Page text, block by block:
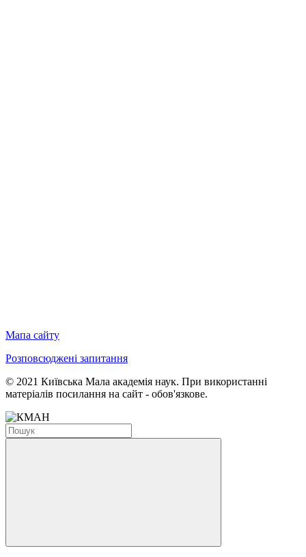
Мапа сайту
Розповсюджені запитання
© 2021 Київська Мала академія наук. При використанні
матеріалів посилання на сайт - обов'язкове.